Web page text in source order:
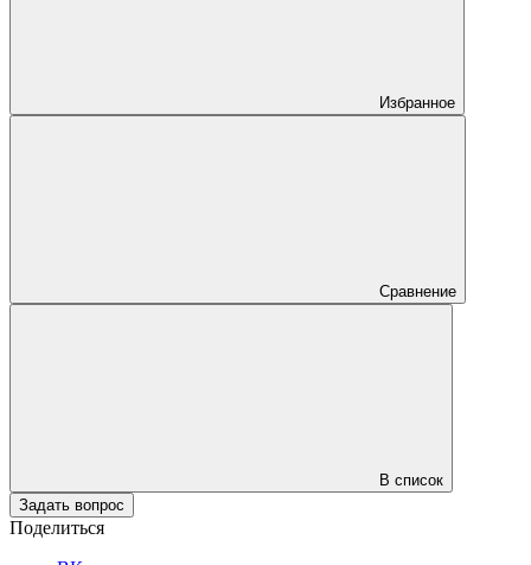
Избранное
Сравнение
В список
Задать вопрос
Поделиться